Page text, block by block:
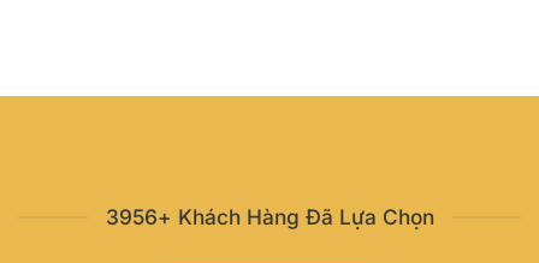
3956+ Khách Hàng Đã Lựa Chọn